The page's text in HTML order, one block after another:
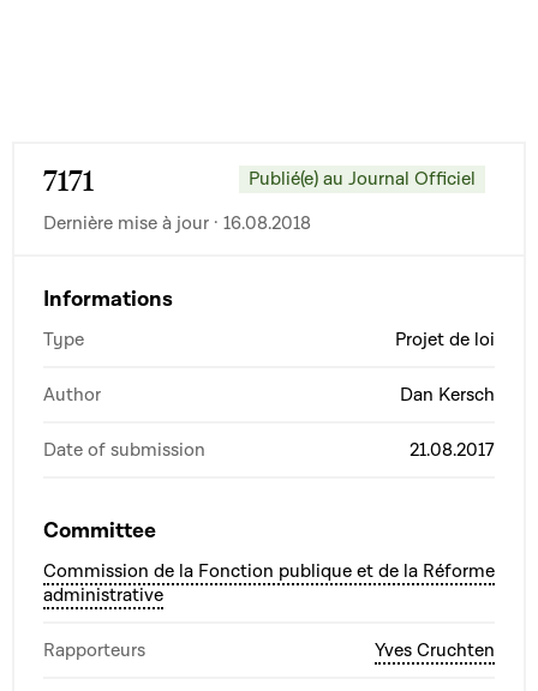
7171
Publié(e) au Journal Officiel
Dernière mise à jour · 16.08.2018
Informations
Type Projet de loi
Author Dan Kersch
Date of submission 21.08.2017
Committee
Commission de la Fonction publique et de la Réforme
administrative
Rapporteurs Yves Cruchten